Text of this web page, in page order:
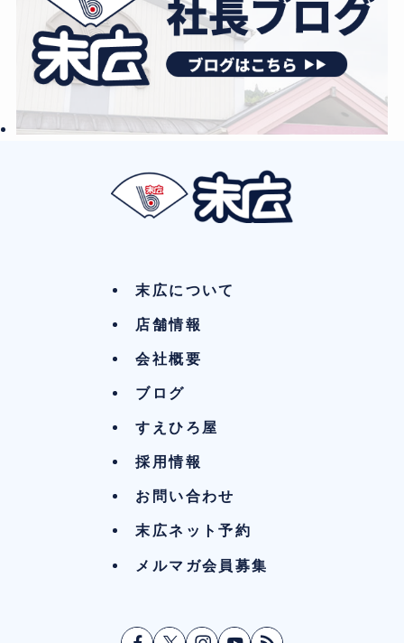
末広について
店舗情報
会社概要
ブログ
すえひろ屋
採用情報
お問い合わせ
末広ネット予約
メルマガ会員募集